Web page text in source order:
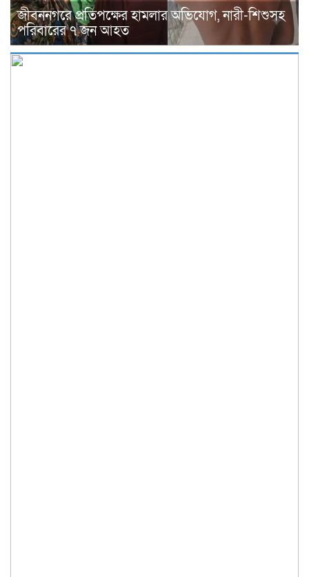
জীবননগরে প্রতিপক্ষের হামলার অভিযোগ, নারী-শিশুসহ
পরিবারের ৭ জন আহত